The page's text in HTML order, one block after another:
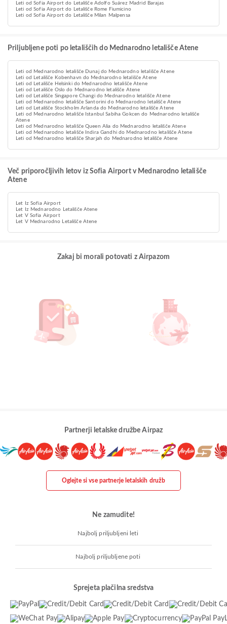
Leti od Sofia Airport do Letališče Adolfo Suárez Madrid Barajas
Leti od Sofia Airport do Letališče Rome Fiumicino
Leti od Sofia Airport do Letališče Milan Malpensa
Priljubljene poti po letališčih do Mednarodno letališče Atene
Leti od Mednarodno letališče Dunaj do Mednarodno letališče Atene
Leti od Letališče Kobenhavn do Mednarodno letališče Atene
Leti od Letališče Helsinki do Mednarodno letališče Atene
Leti od Letališče Oslo do Mednarodno letališče Atene
Leti od Letališče Singapore Changi do Mednarodno letališče Atene
Leti od Mednarodno letališče Santorini do Mednarodno letališče Atene
Leti od Letališče Stockholm Arlanda do Mednarodno letališče Atene
Leti od Mednarodno letališče Istanbul Sabiha Gokcen do Mednarodno letališče
Atene
Leti od Mednarodno letališče Queen Alia do Mednarodno letališče Atene
Leti od Mednarodno letališče Indira Gandhi do Mednarodno letališče Atene
Leti od Mednarodno letališče Sharjah do Mednarodno letališče Atene
Več priporočljivih letov iz Sofia Airport v Mednarodno letališče
Atene
Let Iz Sofia Airport
Let Iz Mednarodno Letališče Atene
Let V Sofia Airport
Let V Mednarodno Letališče Atene
Zakaj bi morali potovati z Airpazom
Partnerji letalske družbe Airpaz
Oglejte si vse partnerje letalskih družb
Ne zamudite!
Najbolj priljubljeni leti
Najbolj priljubljene poti
Sprejeta plačilna sredstva